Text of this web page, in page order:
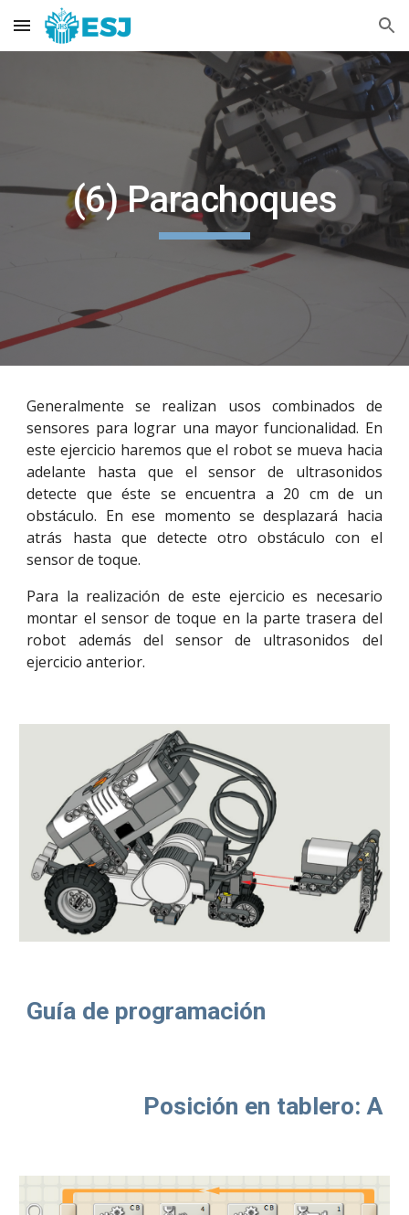
Skip to main content Skip to navigation
(6) Parachoques
Generalmente se realizan usos combinados de
sensores para lograr una mayor funcionalidad. En
este ejercicio haremos que el robot se mueva hacia
adelante hasta que el sensor de ultrasonidos
detecte que éste se encuentra a 20 cm de un
obstáculo. En ese momento se desplazará hacia
atrás hasta que detecte otro obstáculo con el
sensor de toque.
Para la realización de este ejercicio es necesario
montar el sensor de toque en la parte trasera del
robot además del sensor de ultrasonidos del
ejercicio anterior.
Guía de programación
Posición en tablero: A